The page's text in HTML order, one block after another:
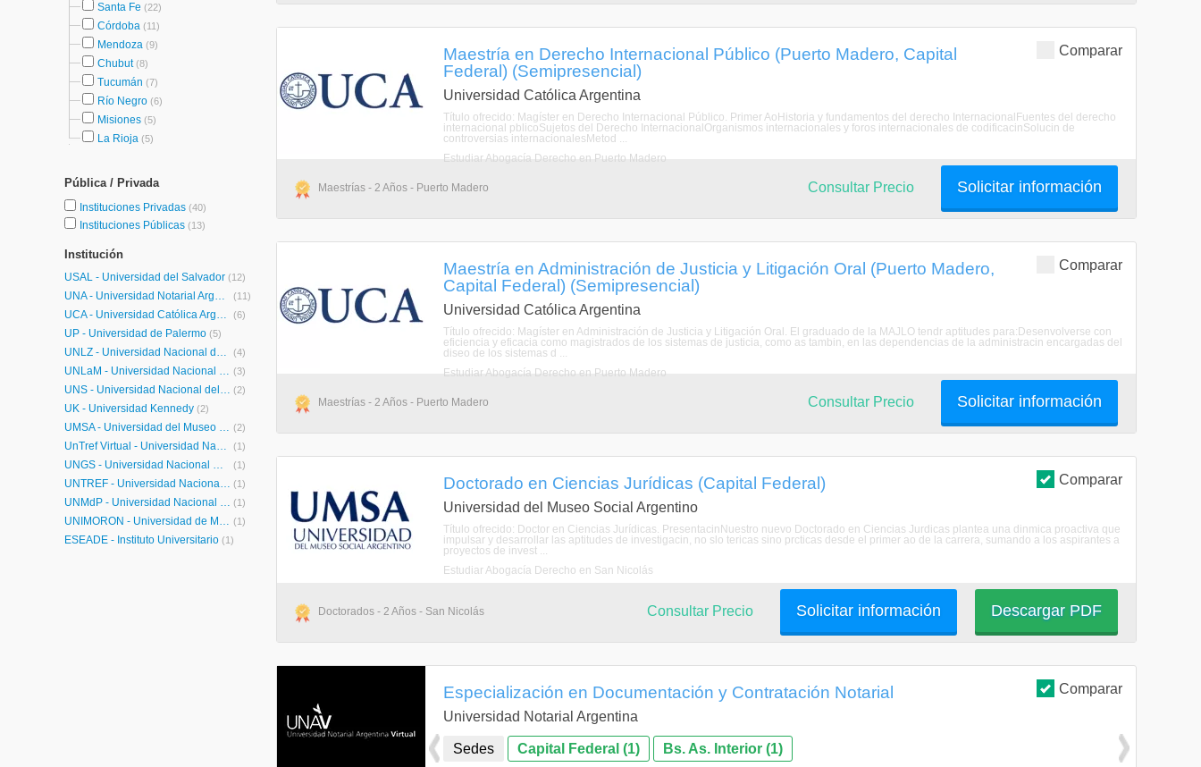
Santa Fe (22)
Córdoba (11)
Mendoza (9)
Chubut(8)
Tucumán (7)
Río Negro (6)
Misiones (5)
La Rioja (5)
Pública / Privada
Instituciones Privadas (40)
Instituciones Públicas (13)
Institución
USAL - Universidad del Salvador (12)
UNA - Universidad Notarial Argentina (11)
UCA - Universidad Católica Argentina (6)
UP - Universidad de Palermo (5)
UNLZ - Universidad Nacional de Lomas de Zamora (4)
UNLaM - Universidad Nacional de La Matanza (3)
UNS - Universidad Nacional del Sur (2)
UK - Universidad Kennedy (2)
UMSA - Universidad del Museo Social Argentino (2)
UnTref Virtual - Universidad Nacional Tres de Febrero Virtual (1)
UNGS - Universidad Nacional General Sarmiento (1)
UNTREF - Universidad Nacional de Tres de Febrero (1)
UNMdP - Universidad Nacional de Mar del Plata (1)
UNIMORÓN - Universidad de Morón (1)
ESEADE - Instituto Universitario (1)
Comparar
Maestría en Derecho Internacional Público (Puerto Madero, Capital
Federal) (Semipresencial)
Universidad Católica Argentina
Título ofrecido: Magíster en Derecho Internacional Público. Primer AoHistoria y fundamentos del derecho InternacionalFuentes del derecho
internacional pblicoSujetos del Derecho InternacionalOrganismos internacionales y foros internacionales de codificacinSolucin de
controversias internacionalesMetod ...
Estudiar Abogacía Derecho en Puerto Madero
Maestrías - 2 Años - Puerto Madero Solicitar información
Consultar Precio
Comparar
Maestría en Administración de Justicia y Litigación Oral (Puerto Madero,
Capital Federal) (Semipresencial)
Universidad Católica Argentina
Título ofrecido: Magíster en Administración de Justicia y Litigación Oral. El graduado de la MAJLO tendr aptitudes para:Desenvolverse con
eficiencia y eficacia como magistrados de los sistemas de justicia, como as tambin, en las dependencias de la administracin encargadas del
diseo de los sistemas d ...
Estudiar Abogacía Derecho en Puerto Madero
Maestrías - 2 Años - Puerto Madero Solicitar información
Consultar Precio
Comparar
Doctorado en Ciencias Jurídicas (Capital Federal)
Universidad del Museo Social Argentino
Título ofrecido: Doctor en Ciencias Jurídicas. PresentacinNuestro nuevo Doctorado en Ciencias Jurdicas plantea una dinmica proactiva que
impulsar y desarrollar las aptitudes de investigacin, no slo tericas sino prcticas desde el primer ao de la carrera, sumando a los aspirantes a
proyectos de invest ...
Estudiar Abogacía Derecho en San Nicolás
Doctorados - 2 Años - San Nicolás Descargar PDF
Solicitar información
Consultar Precio
Comparar
Especialización en Documentación y Contratación Notarial
Universidad Notarial Argentina
Sedes Capital Federal (1) Bs. As. Interior (1)